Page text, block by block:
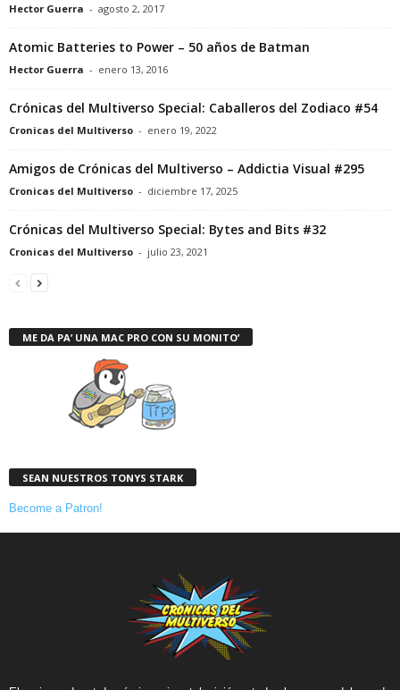
Hector Guerra - agosto 2, 2017
Atomic Batteries to Power – 50 años de Batman
Hector Guerra - enero 13, 2016
Crónicas del Multiverso Special: Caballeros del Zodiaco #54
Cronicas del Multiverso - enero 19, 2022
Amigos de Crónicas del Multiverso – Addictia Visual #295
Cronicas del Multiverso - diciembre 17, 2025
Crónicas del Multiverso Special: Bytes and Bits #32
Cronicas del Multiverso - julio 23, 2021
ME DA PA’ UNA MAC PRO CON SU MONITO’
SEAN NUESTROS TONYS STARK
Become a Patron!